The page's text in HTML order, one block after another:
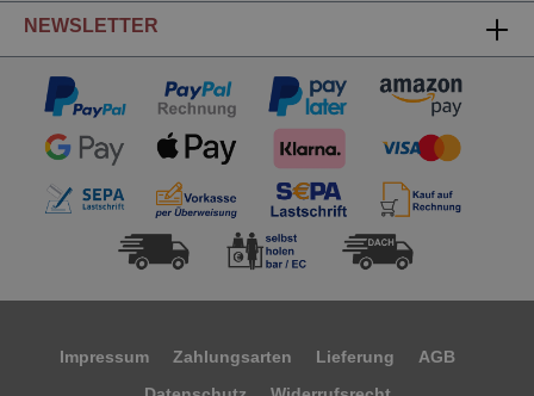
NEWSLETTER
Impressum Zahlungsarten Lieferung
AGB